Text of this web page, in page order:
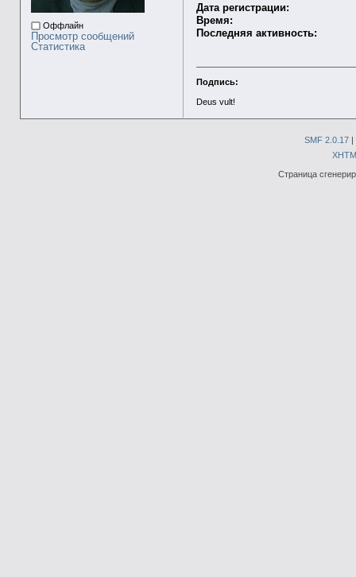
Оффлайн
Просмотр сообщений
Статистика
Дата регистрации:
Время:
Последняя активность:
Подпись:
Deus vult!
SMF 2.0.17 |
Страница